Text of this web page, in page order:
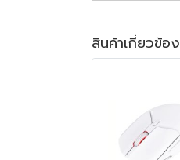
สินค้าเกี่ยวข้อง